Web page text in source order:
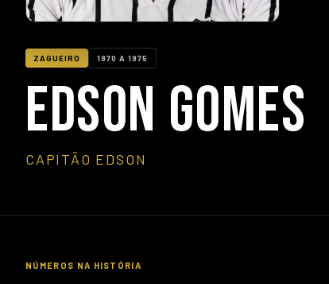
ZAGUEIRO 1970 A 1975
EDSON GOMES
CAPITÃO EDSON
NÚMEROS NA HISTÓRIA